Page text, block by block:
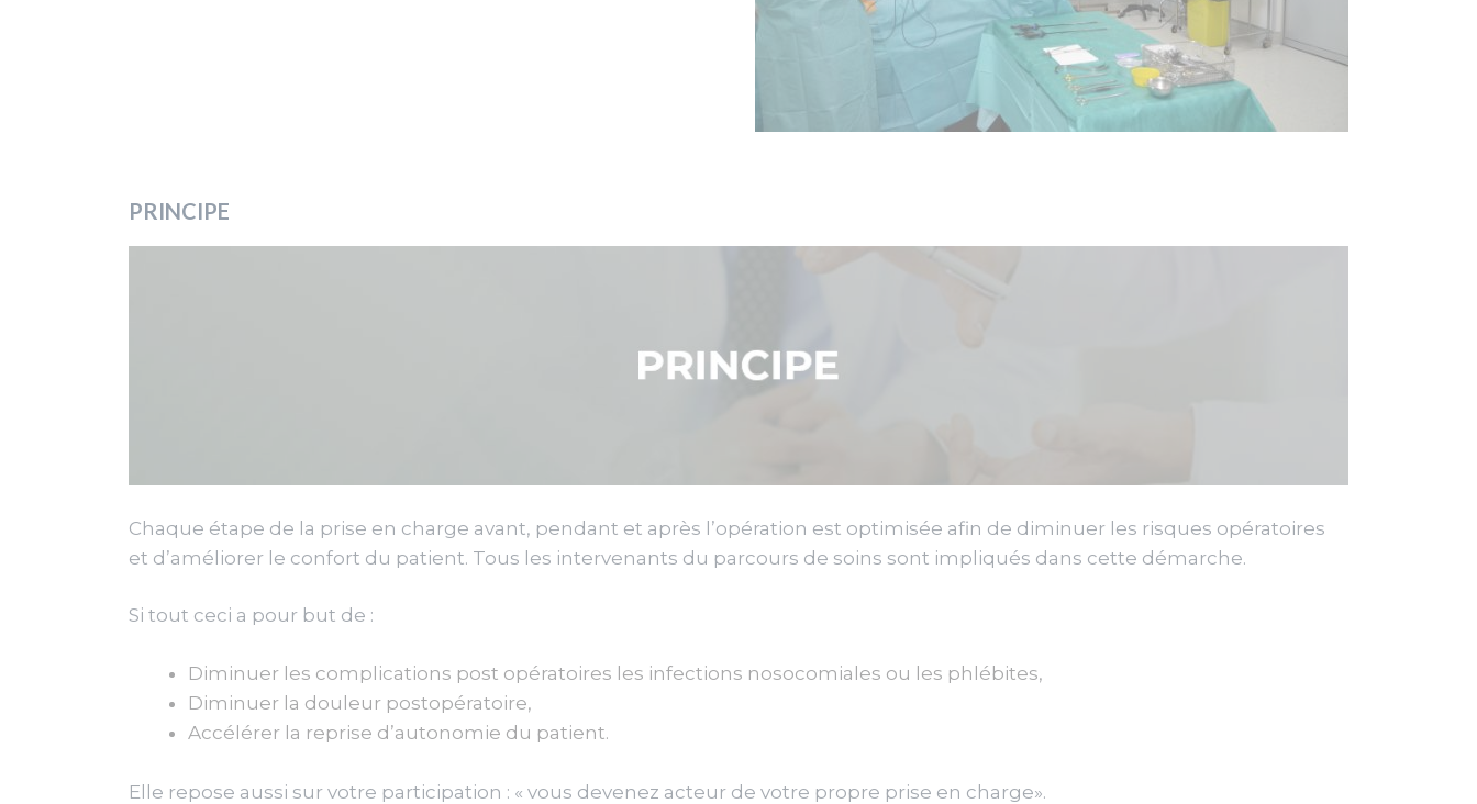
PRINCIPE
Chaque étape de la prise en charge avant, pendant et après l’opération est optimisée afin de diminuer les risques opératoires
et d’améliorer le confort du patient. Tous les intervenants du parcours de soins sont impliqués dans cette démarche.
Si tout ceci a pour but de :
Diminuer les complications post opératoires les infections nosocomiales ou les phlébites,
Diminuer la douleur postopératoire,
Accélérer la reprise d’autonomie du patient.
Elle repose aussi sur votre participation : « vous devenez acteur de votre propre prise en charge».